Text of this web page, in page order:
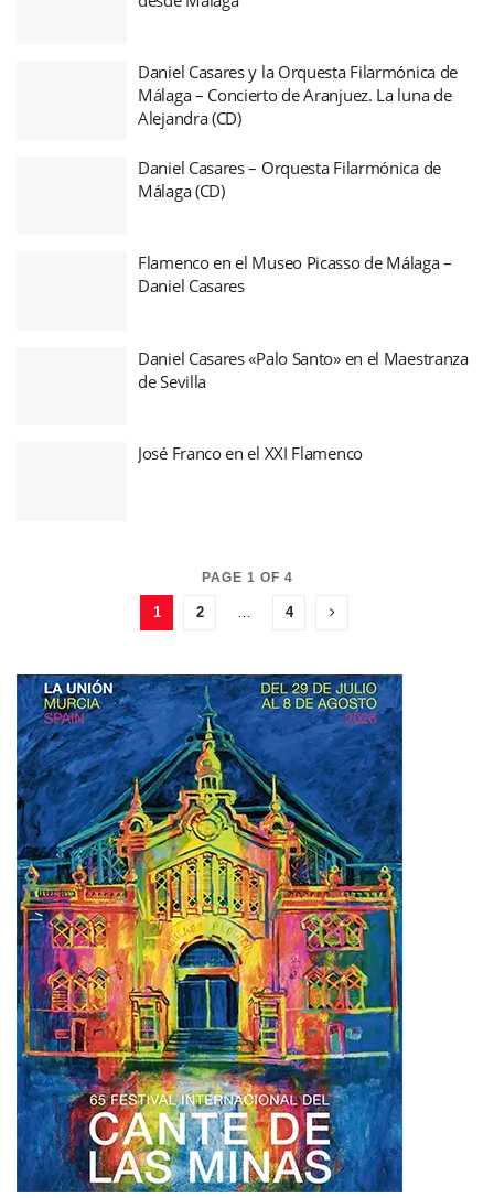
Daniel Casares y la Orquesta Filarmónica de
Málaga – Concierto de Aranjuez. La luna de
Alejandra (CD)
Daniel Casares – Orquesta Filarmónica de
Málaga (CD)
Flamenco en el Museo Picasso de Málaga –
Daniel Casares
Daniel Casares «Palo Santo» en el Maestranza
de Sevilla
José Franco en el XXI Flamenco
PAGE 1 OF 4
1 2 4